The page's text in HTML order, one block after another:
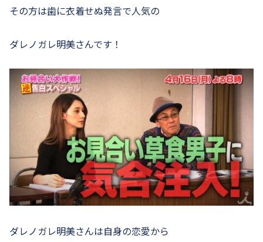
その方は歯に衣着せぬ発言で人気の
ダレノガレ明美さんです！
ダレノガレ明美さんは自身の恋愛から